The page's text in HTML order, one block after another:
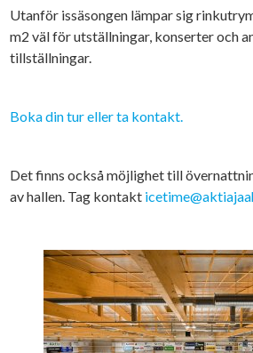
Utanför issäsongen lämpar sig
m2 väl för utställningar, konserter och
tillställningar.
Boka din tur eller ta kontakt.
Det finns också möjlighet till
av hallen. Tag kontakt